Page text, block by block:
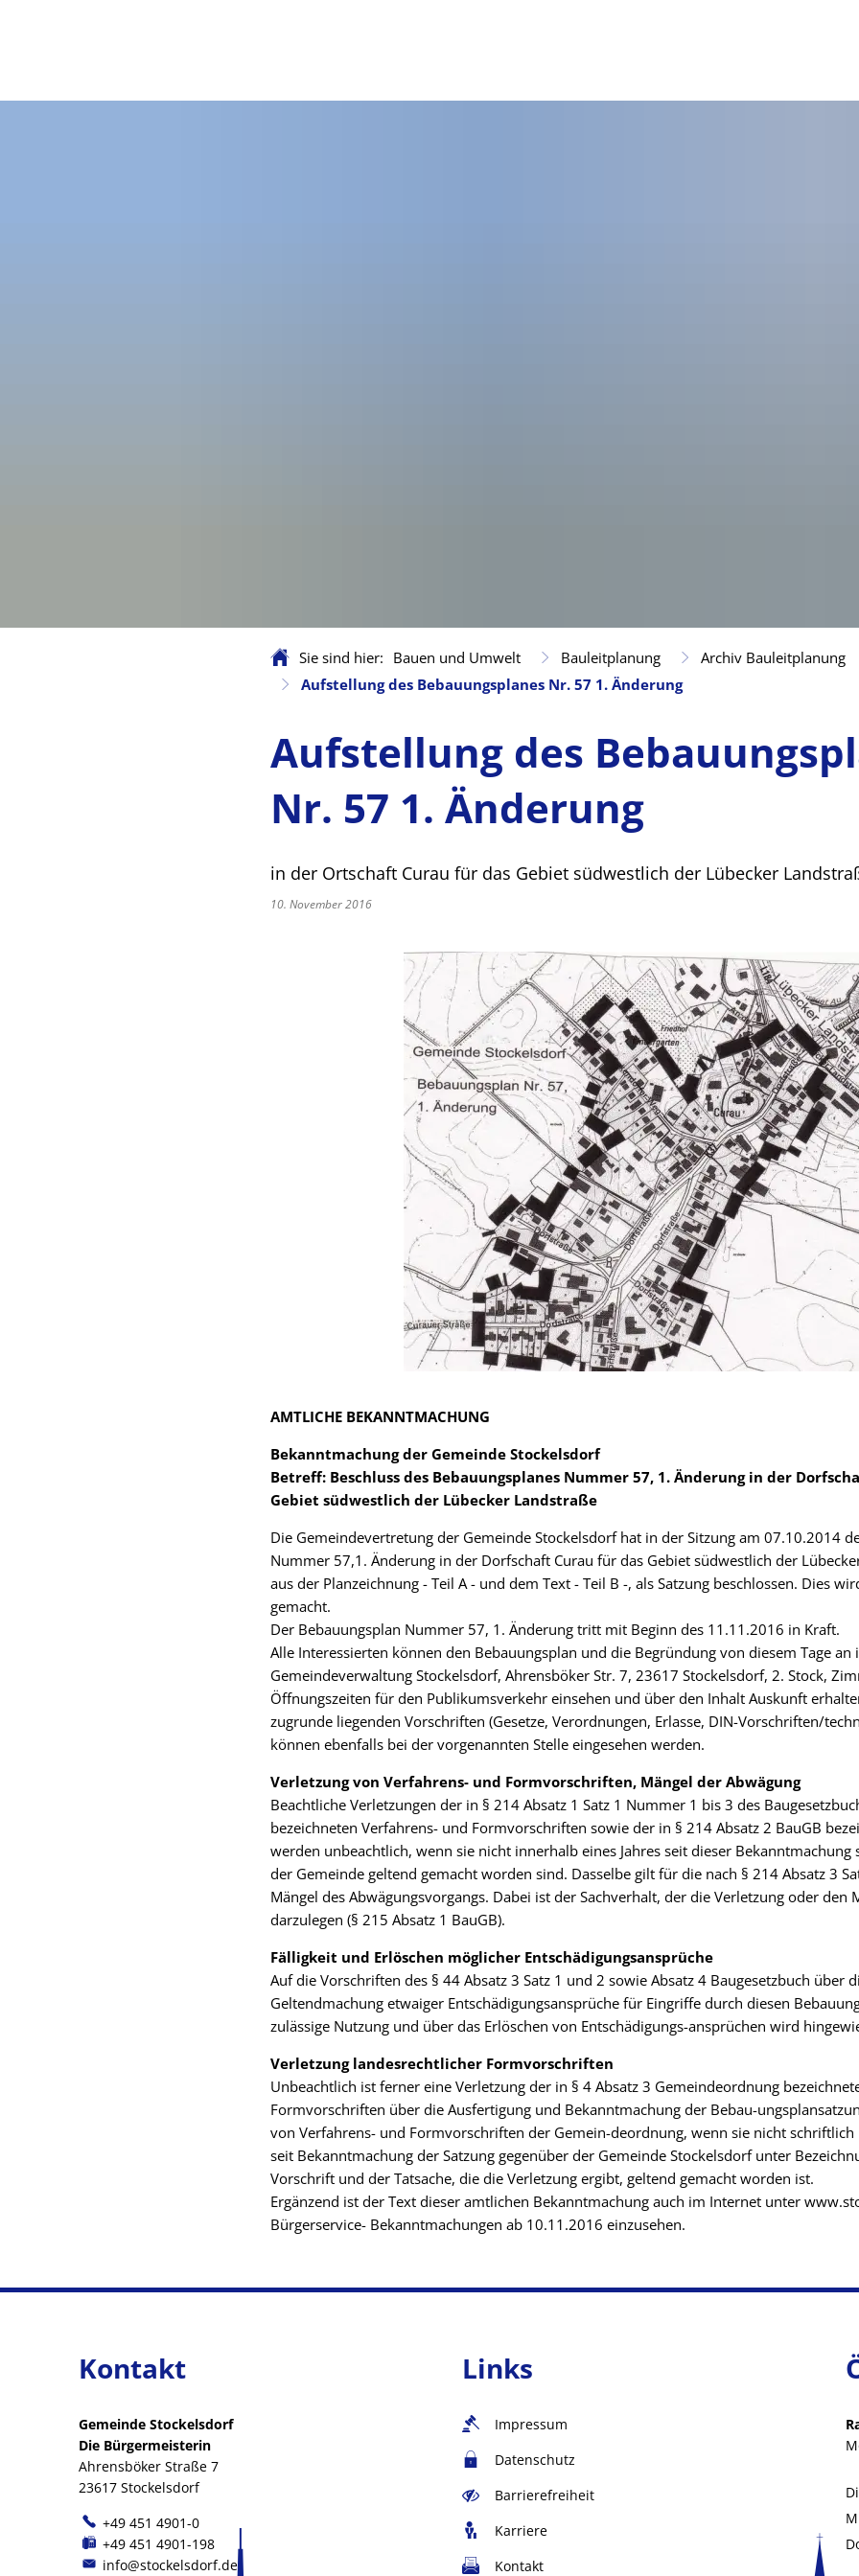
Sie sind hier: Bauen und Umwelt Bauleitplanung
Archiv Bauleitplanung
Aufstellung des Bebauungsplanes Nr. 57 1. Änderung
Aufstellung des
Nr. 57 1. Änderung
in der Ortschaft Curau für das Gebiet südwestlich der Lübecker
10. November 2016
AMTLICHE BEKANNTMACHUNG
Bekanntmachung der Gemeinde Stockelsdorf
Betreff: Beschluss des Bebauungsplanes Nummer 57, 1. Änderung in der
Gebiet südwestlich der Lübecker Landstraße
Die Gemeindevertretung der Gemeinde Stockelsdorf hat in der Sitzung am 07.10.2014
Nummer 57,1. Änderung in der Dorfschaft Curau für das Gebiet südwestlich der
aus der Planzeichnung - Teil A - und dem Text - Teil B -, als Satzung beschlossen. Dies
gemacht.
Der Bebauungsplan Nummer 57, 1. Änderung tritt mit Beginn des 11.11.2016 in Kraft.
Alle Interessierten können den Bebauungsplan und die Begründung von diesem Tage an
Gemeindeverwaltung Stockelsdorf, Ahrensböker Str. 7, 23617 Stockelsdorf, 2. Stock,
Öffnungszeiten für den Publikumsverkehr einsehen und über den Inhalt Auskunft
zugrunde liegenden Vorschriften (Gesetze, Verordnungen, Erlasse, DIN-Vorschriften/
können ebenfalls bei der vorgenannten Stelle eingesehen werden.
Verletzung von Verfahrens- und Formvorschriften, Mängel der Abwägung
Beachtliche Verletzungen der in § 214 Absatz 1 Satz 1 Nummer 1 bis 3 des
bezeichneten Verfahrens- und Formvorschriften sowie der in § 214 Absatz 2 BauGB
werden unbeachtlich, wenn sie nicht innerhalb eines Jahres seit dieser Bekanntmachung
der Gemeinde geltend gemacht worden sind. Dasselbe gilt für die nach § 214 Absatz 3
Mängel des Abwägungsvorgangs. Dabei ist der Sachverhalt, der die Verletzung oder den
darzulegen (§ 215 Absatz 1 BauGB).
Fälligkeit und Erlöschen möglicher Entschädigungsansprüche
Auf die Vorschriften des § 44 Absatz 3 Satz 1 und 2 sowie Absatz 4 Baugesetzbuch über
Geltendmachung etwaiger Entschädigungsansprüche für Eingriffe durch diesen
zulässige Nutzung und über das Erlöschen von Entschädigungs-ansprüchen wird
Verletzung landesrechtlicher Formvorschriften
Unbeachtlich ist ferner eine Verletzung der in § 4 Absatz 3 Gemeindeordnung
Formvorschriften über die Ausfertigung und Bekanntmachung der Bebau-
von Verfahrens- und Formvorschriften der Gemein-deordnung, wenn sie nicht schriftlich
seit Bekanntmachung der Satzung gegenüber der Gemeinde Stockelsdorf unter
Vorschrift und der Tatsache, die die Verletzung ergibt, geltend gemacht worden ist.
Ergänzend ist der Text dieser amtlichen Bekanntmachung auch im Internet unter
Bürgerservice- Bekanntmachungen ab 10.11.2016 einzusehen.
Kontakt
Gemeinde Stockelsdorf
Die Bürgermeisterin
Ahrensböker Straße 7
23617 Stockelsdorf
+49 451 4901-0
+49 451 4901-198
info@stockelsdorf.de
Links
Impressum
Datenschutz
Barrierefreiheit
Karriere
Kontakt